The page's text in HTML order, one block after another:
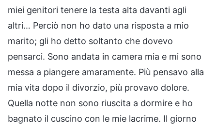
miei genitori tenere la testa alta davanti agli
altri… Perciò non ho dato una risposta a mio
marito; gli ho detto soltanto che dovevo
pensarci. Sono andata in camera mia e mi sono
messa a piangere amaramente. Più pensavo alla
mia vita dopo il divorzio, più provavo dolore.
Quella notte non sono riuscita a dormire e ho
bagnato il cuscino con le mie lacrime. Il giorno